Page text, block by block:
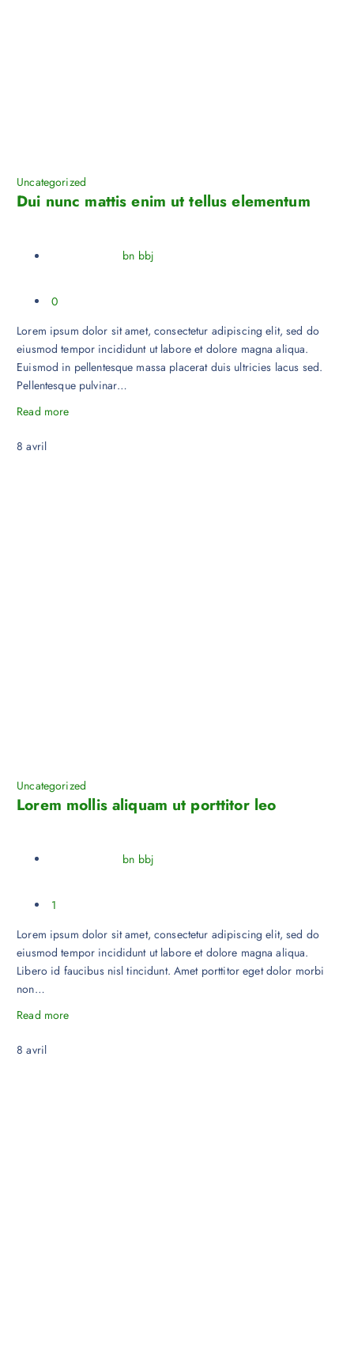
Uncategorized
Dui nunc mattis enim ut tellus elementum
bn bbj
0
Lorem ipsum dolor sit amet, consectetur adipiscing elit, sed do
eiusmod tempor incididunt ut labore et dolore magna aliqua.
Euismod in pellentesque massa placerat duis ultricies lacus sed.
Pellentesque pulvinar…
Read more
8 avril
Uncategorized
Lorem mollis aliquam ut porttitor leo
bn bbj
1
Lorem ipsum dolor sit amet, consectetur adipiscing elit, sed do
eiusmod tempor incididunt ut labore et dolore magna aliqua.
Libero id faucibus nisl tincidunt. Amet porttitor eget dolor morbi
non…
Read more
8 avril